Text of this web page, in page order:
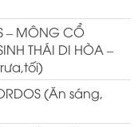
– MÔNG CỔ
THÁI DI HÒA –
(Ăn sáng,